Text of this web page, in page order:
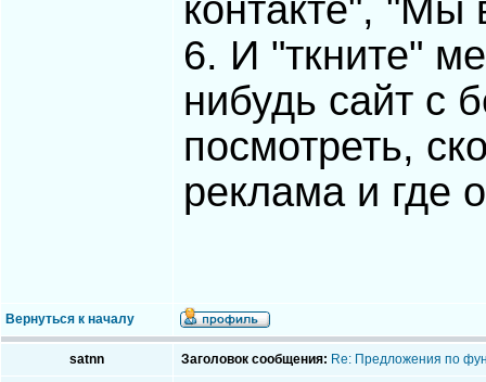
контакте", "Мы
6. И "ткните"
нибудь сайт с
посмотреть,
реклама и где
Вернуться к началу
satnn Заголовок сообщения: Re: Предложения по